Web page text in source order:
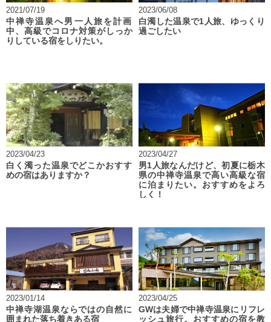
2021/07/19
中禅寺温泉へ男一人旅を計画
中、高級でコロナ対策がしっか
りしている宿をしりたい。
2023/06/08
白濁した温泉で1人旅、ゆっくり
過ごしたい
2023/04/23
白く濁った温泉でどこかおすす
めの宿はありますか？
2023/04/27
男1人旅なんだけど、初夏に栃木
県の中禅寺温泉で高い高級な宿
に泊まりたい。おすすめをよろ
しく！
2023/01/14
中禅寺湖温泉ならではの自然に
囲まれた落ち着きある宿
2023/04/25
GWは夫婦で中禅寺温泉にリフレ
ッシュ旅行。おすすめの宿を教